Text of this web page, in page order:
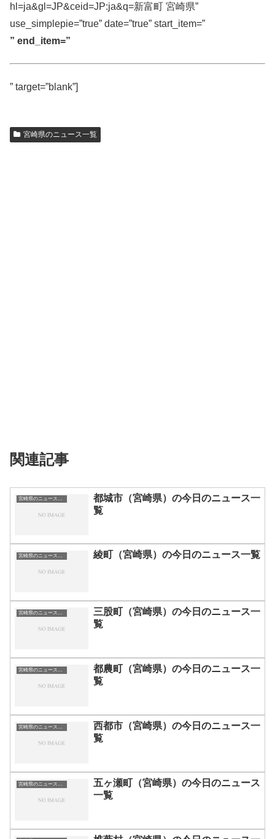
hl=ja&gl=JP&ceid=JP:ja&q=新富町 宮崎県”
use_simplepie=”true” date=”true” start_item=”
” end_item=”
” target=”blank”]
宮崎県のニュース一覧
関連記事
宮崎県のニュース一覧
都城市（宮崎県）の今日のニュース一
覧
宮崎県のニュース一覧 綾町（宮崎県）の今日のニュース一覧
宮崎県のニュース一覧
三股町（宮崎県）の今日のニュース一
覧
宮崎県のニュース一覧
都農町（宮崎県）の今日のニュース一
覧
宮崎県のニュース一覧
西都市（宮崎県）の今日のニュース一
覧
宮崎県のニュース一覧
五ヶ瀬町（宮崎県）の今日のニュース
一覧